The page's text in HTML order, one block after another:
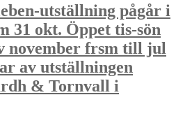
utställning pågår i
31 okt. Öppet tis-sön
november frsm till jul
av utställningen
& Tornvall i